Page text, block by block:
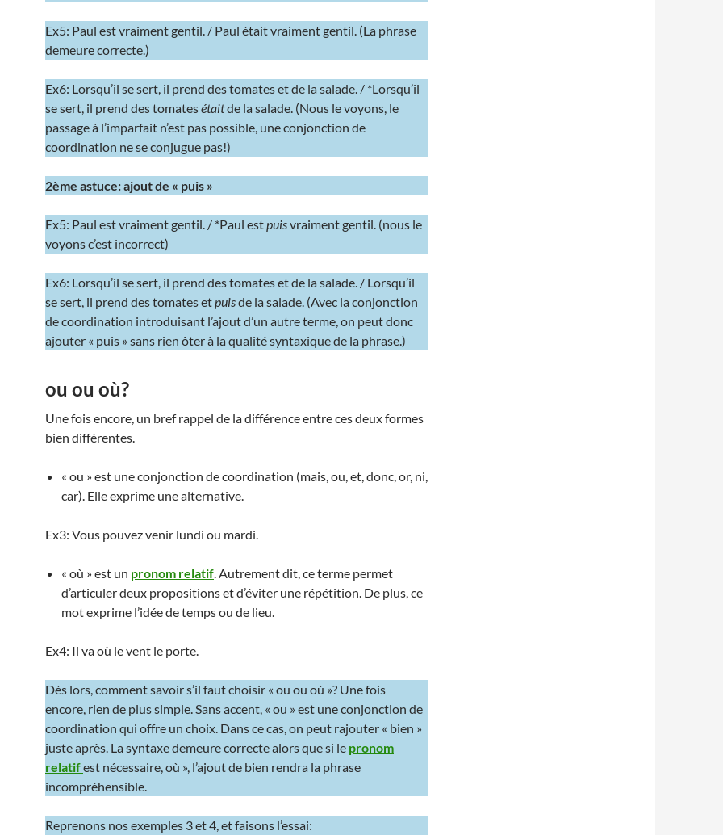
Ex5: Paul est vraiment gentil. / Paul était vraiment gentil. (La phrase
demeure correcte.)
Ex6: Lorsqu’il se sert, il prend des tomates et de la salade. / *Lorsqu’il
se sert, il prend des tomatesétaitde la salade. (Nous le voyons, le
passage à l’imparfait n’est pas possible, une conjonction de
coordination ne se conjugue pas!)
2ème astuce: ajout de « puis »
Ex5: Paul est vraiment gentil. / *Paul estpuisvraiment gentil. (nous le
voyons c’est incorrect)
Ex6: Lorsqu’il se sert, il prend des tomates et de la salade. / Lorsqu’il
se sert, il prend des tomates etpuisde la salade. (Avec la conjonction
de coordination introduisant l’ajout d’un autre terme, on peut donc
ajouter « puis » sans rien ôter à la qualité syntaxique de la phrase.)
ou ou où?
Une fois encore, un bref rappel de la différence entre ces deux formes
bien différentes.
« ou » est une conjonction de coordination (mais, ou, et, donc, or, ni,
car). Elle exprime une alternative.
Ex3: Vous pouvez venir lundi ou mardi.
« où » est un pronom relatif. Autrement dit, ce terme permet
d’articuler deux propositions et d’éviter une répétition. De plus, ce
mot exprime l’idée de temps ou de lieu.
Ex4: Il va où le vent le porte.
Dès lors, comment savoir s’il faut choisir « ou ou où »? Une fois
encore, rien de plus simple. Sans accent, « ou » est une conjonction de
coordination qui offre un choix. Dans ce cas, on peut rajouter « bien »
juste après. La syntaxe demeure correcte alors que si le pronom
relatifest nécessaire, où », l’ajout de bien rendra la phrase
incompréhensible.
Reprenons nos exemples 3 et 4, et faisons l’essai: